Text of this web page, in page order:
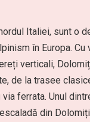
Italiei, sunt o
în Europa. Cu
verticali,
de la trasee
ferrata. Unul
din